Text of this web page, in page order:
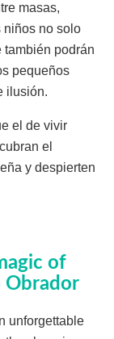
masas,
niños no solo
podrán
pequeños
ilusión.
el de vivir
el
y despierten
of
Obrador
unforgettable